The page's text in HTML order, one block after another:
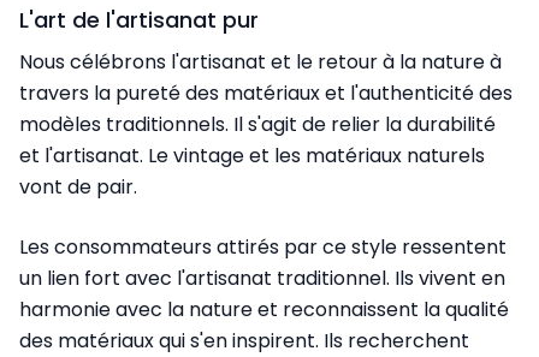
L'art de l'artisanat pur
Nous célébrons l'artisanat et le retour à la nature à
travers la pureté des matériaux et l'authenticité des
modèles traditionnels. Il s'agit de relier la durabilité
et l'artisanat. Le vintage et les matériaux naturels
vont de pair.
Les consommateurs attirés par ce style ressentent
un lien fort avec l'artisanat traditionnel. Ils vivent en
harmonie avec la nature et reconnaissent la qualité
des matériaux qui s'en inspirent. Ils recherchent